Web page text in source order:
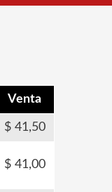
Venta
41,50
41,00